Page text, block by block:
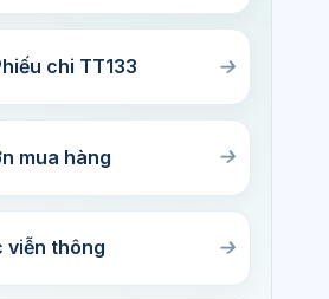
chi TT133
mua hàng
viễn thông